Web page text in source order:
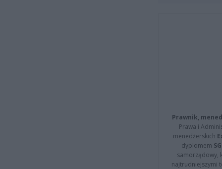
Prawnik,
Prawa i
menedżerskich
dyplomem
samorządowy,
najtrudniejszymi